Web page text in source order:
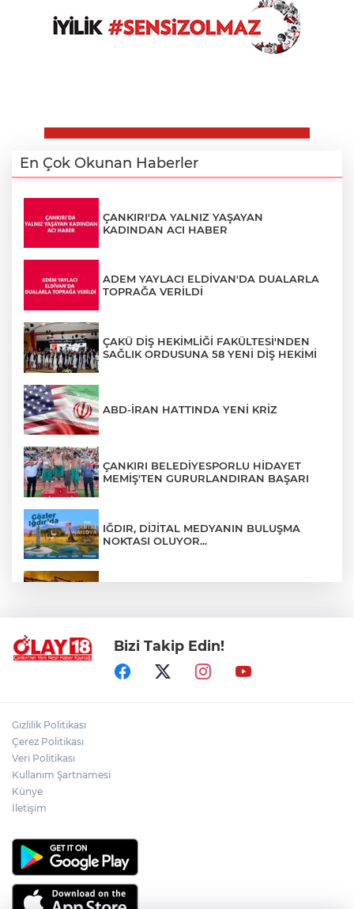
En Çok Okunan Haberler
ÇANKIRI'DA YALNIZ YAŞAYAN
KADINDAN ACI HABER
ADEM YAYLACI ELDİVAN'DA DUALARLA
TOPRAĞA VERİLDİ
ÇAKÜ DİŞ HEKİMLİĞİ FAKÜLTESİ'NDEN
SAĞLIK ORDUSUNA 58 YENİ DİŞ HEKİMİ
ABD-İRAN HATTINDA YENİ KRİZ
ÇANKIRI BELEDİYESPORLU HİDAYET
MEMİŞ'TEN GURURLANDIRAN BAŞARI
IĞDIR, DİJİTAL MEDYANIN BULUŞMA
NOKTASI OLUYOR...
ÖZGÜR ÖZEL VE VELİ AĞBABA
HAKKINDA KRİTİK GELİŞME
CHP İL BAŞKANLIĞI'NA KAMİL AKDOĞAN
Bizi Takip Edin!
Gizlilik Politikası
Çerez Politikası
Veri Politikası
Kullanım Şartnamesi
Künye
İletişim